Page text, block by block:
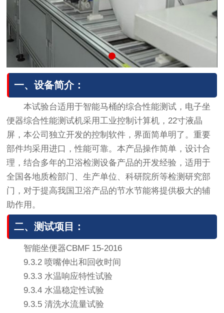
一、设备简介：
本试验台适用于智能马桶的综合性能测试，电子坐
便器综合性能测试机采用工业控制计算机，22寸液晶
屏，本公司独立开发的控制软件，界面简单明了。重要
部件均采用进口，性能可靠。本产品操作简单，设计合
理，结合多年的卫浴检测设备产品的开发经验，适用于
全国各地质检部门、生产单位、科研院所等检测研究部
门，对于提高我国卫浴产品的节水节能将提供极大的辅
助作用。
二、测试项目：
智能坐便器CBMF 15-2016
9.3.2 喷嘴伸出和回收时间
9.3.3 水温响应特性试验
9.3.4 水温稳定性试验
9.3.5 清洗水流量试验